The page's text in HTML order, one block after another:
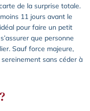
de la surprise totale.
11 jours avant le
pour faire un petit
que personne
Sauf force majeure,
sans céder à